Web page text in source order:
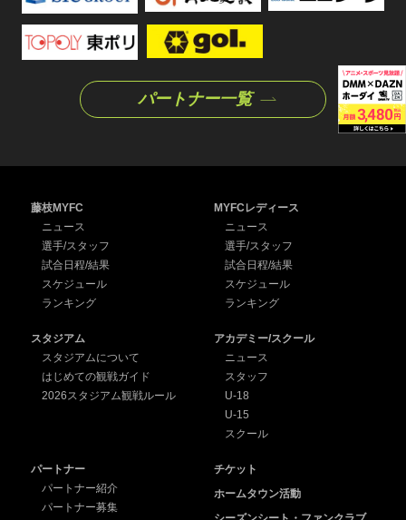
パートナー一覧
藤枝MYFC
ニュース
選手/スタッフ
試合日程/結果
スケジュール
ランキング
MYFCレディース
ニュース
選手/スタッフ
試合日程/結果
スケジュール
ランキング
スタジアム
スタジアムについて
はじめての観戦ガイド
2026スタジアム観戦ルール
アカデミー/スクール
ニュース
スタッフ
U-18
U-15
スクール
パートナー
パートナー紹介
パートナー募集
チケット
ホームタウン活動